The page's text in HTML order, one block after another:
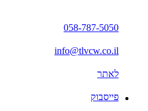
058-787-5050
info@tlvcw.co.il
לאתר
פייסבוק